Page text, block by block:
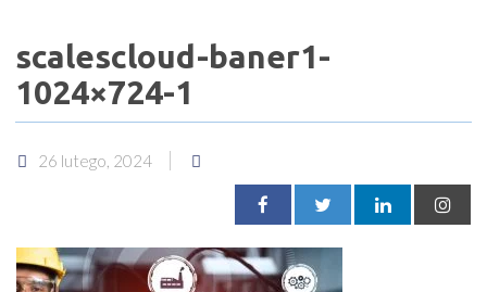
scalescloud-baner1-
1024×724-1
26 lutego, 2024